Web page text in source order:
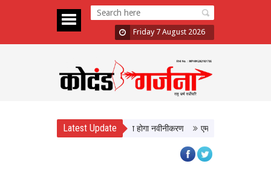
Friday 7 August 2026
Latest Update
बेहतर सुविधा, Hidden Pull का होगा नवीनीकरण एमपी टूरिज्म बोर्ड और टाटा